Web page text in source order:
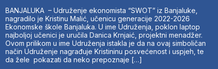
BANJALUKA – Udruženje ekonomista “SWOT” iz Banjaluke,
nagradilo je Kristinu Malić, učenicu generacije 2022-2026
Ekonomske škole Banjaluka. U ime Udruženja, poklon laptop
najboljoj učenici je uručila Danica Krnjaić, projektni menadžer.
Ovom prilikom u ime Udruženja istakla je da na ovaj simboličan
način Udruženje nagrađuje Kristininu posvećenost i uspjeh, te
da žele pokazati da neko prepoznaje […]